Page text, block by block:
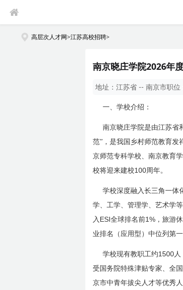
高层次人才网>江苏高校招聘>
南京晓庄学院2026年
地址： 江苏省 -- 南京市职位
一、学校介绍：
南京晓庄学院是由江苏省
范”，是我国乡村师范教育发
京师范专科学校、南京教育
校将迎来建校100周年。
学校深度融入长三角一体
学、工学、管理学、艺术学
入 ESI全球排名前1% ，旅游
业排名（应用型）中位列第一
学校现有教职工约1500
受国务院特殊津贴专家、全
京市中青年拔尖人才等优秀